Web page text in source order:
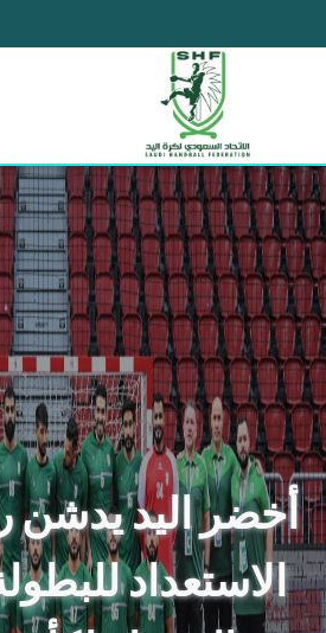
أخضر اليد يدشن
الاستعداد